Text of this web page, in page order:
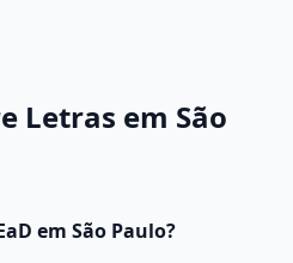
Letras em São
em São Paulo?